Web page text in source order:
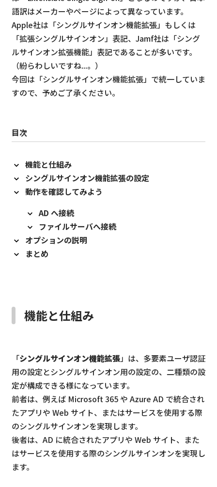
語訳はメーカーやページによって異なっています。
Apple社は「シングルサインオン機能拡張」もしくは
「拡張シングルサインオン」表記、Jamf社は「シング
ルサインオン拡張機能」表記であることが多いです。
（紛らわしいですね...。）
今回は「シングルサインオン機能拡張」で統一していま
すので、予めご了承ください。
目次
機能と仕組み
シングルサインオン機能拡張の設定
動作を確認してみよう
AD へ接続
ファイルサーバへ接続
オプションの説明
まとめ
機能と仕組み
「シングルサインオン機能拡張」は、多要素ユーザ認証
用の設定とシングルサインオン用の設定の、二種類の設
定が構成できる様になっています。
前者は、例えば Microsoft 365 や Azure AD で統合され
たアプリや Web サイト、またはサービスを使用する際
のシングルサインオンを実現します。
後者は、AD に統合されたアプリや Web サイト、また
はサービスを使用する際のシングルサインオンを実現し
ます。